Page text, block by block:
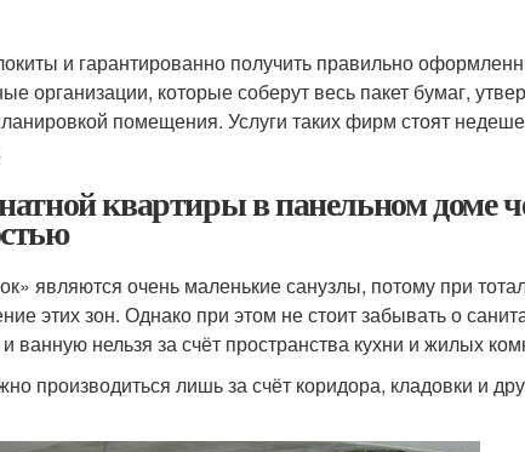
и гарантированно получить правильно
организации, которые соберут весь пакет бумаг,
помещения. Услуги таких фирм стоят
квартиры в панельном доме
являются очень маленькие санузлы, потому при
этих зон. Однако при этом не стоит забывать о
ванную нельзя за счёт пространства кухни и жилых
производиться лишь за счёт коридора, кладовки и